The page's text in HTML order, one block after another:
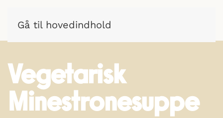
Gå til hovedindhold
Vegetarisk
Minestronesuppe